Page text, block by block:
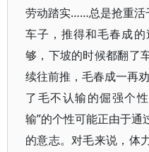
劳动踏实……总是抢重活
车子，推得和毛春成
够，下坡的时候都翻了
续往前推，毛春成一再
了毛不认输的倔强个
输”的个性可能正由于通
的意志。对毛来说，体